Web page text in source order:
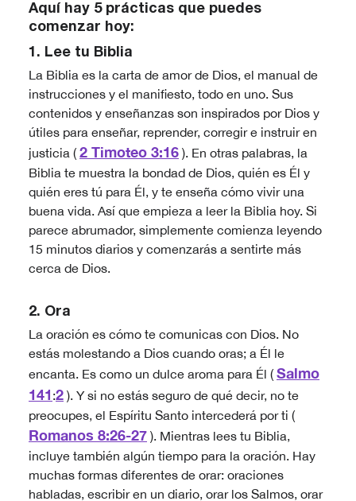
Aquí hay 5 prácticas que puedes
comenzar hoy:
1. Lee tu Biblia
La Biblia es la carta de amor de Dios, el manual de
instrucciones y el manifiesto, todo en uno. Sus
contenidos y enseñanzas son inspirados por Dios y
útiles para enseñar, reprender, corregir e instruir en
justicia ( 2 Timoteo 3:16 ). En otras palabras, la
Biblia te muestra la bondad de Dios, quién es Él y
quién eres tú para Él, y te enseña cómo vivir una
buena vida. Así que empieza a leer la Biblia hoy. Si
parece abrumador, simplemente comienza leyendo
15 minutos diarios y comenzarás a sentirte más
cerca de Dios.
2. Ora
La oración es cómo te comunicas con Dios. No
estás molestando a Dios cuando oras; a Él le
encanta. Es como un dulce aroma para Él ( Salmo
141 :2 ). Y si no estás seguro de qué decir, no te
preocupes, el Espíritu Santo intercederá por ti (
Romanos 8:26-27 ). Mientras lees tu Biblia,
incluye también algún tiempo para la oración. Hay
muchas formas diferentes de orar: oraciones
habladas, escribir en un diario, orar los Salmos, orar